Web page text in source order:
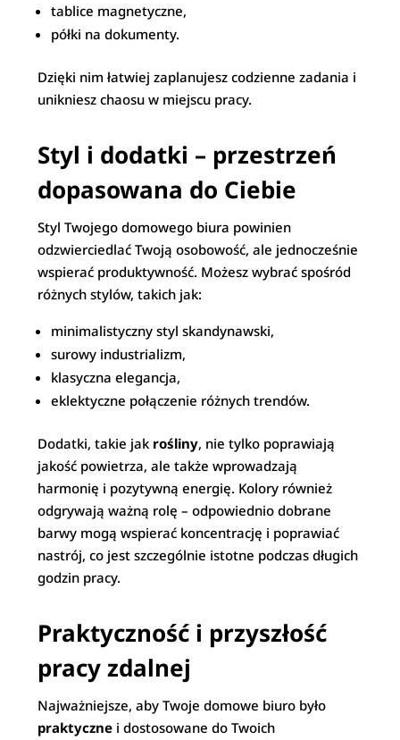
tablice magnetyczne,
półki na dokumenty.
Dzięki nim łatwiej zaplanujesz codzienne zadania i
unikniesz chaosu w miejscu pracy.
Styl i dodatki – przestrzeń
dopasowana do Ciebie
Styl Twojego domowego biura powinien
odzwierciedlać Twoją osobowość, ale jednocześnie
wspierać produktywność. Możesz wybrać spośród
różnych stylów, takich jak:
minimalistyczny styl skandynawski,
surowy industrializm,
klasyczna elegancja,
eklektyczne połączenie różnych trendów.
Dodatki, takie jak rośliny, nie tylko poprawiają
jakość powietrza, ale także wprowadzają
harmonię i pozytywną energię. Kolory również
odgrywają ważną rolę – odpowiednio dobrane
barwy mogą wspierać koncentrację i poprawiać
nastrój, co jest szczególnie istotne podczas długich
godzin pracy.
Praktyczność i przyszłość
pracy zdalnej
Najważniejsze, aby Twoje domowe biuro było
praktyczne i dostosowane do Twoich